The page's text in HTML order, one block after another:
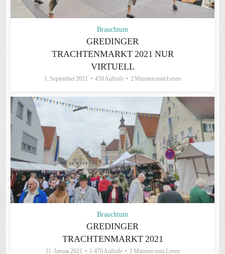
Brauchtum
GREDINGER
TRACHTENMARKT 2021 NUR
VIRTUELL
1. September 2021 459 Aufrufe 2 Minuten zum Lesen
Brauchtum
GREDINGER
TRACHTENMARKT 2021
31. Januar 2021 1.470 Aufrufe 1 Minuten zum Lesen